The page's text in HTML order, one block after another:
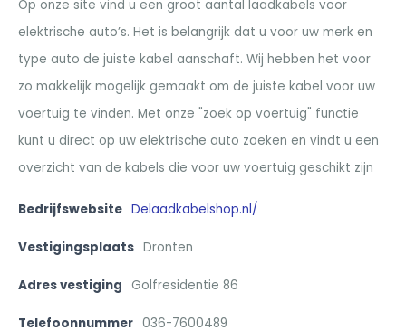
Op onze site vind u een groot aantal laadkabels voor
elektrische auto’s. Het is belangrijk dat u voor uw merk en
type auto de juiste kabel aanschaft. Wij hebben het voor
zo makkelijk mogelijk gemaakt om de juiste kabel voor uw
voertuig te vinden. Met onze "zoek op voertuig" functie
kunt u direct op uw elektrische auto zoeken en vindt u een
overzicht van de kabels die voor uw voertuig geschikt zijn
Bedrijfswebsite Delaadkabelshop.nl/
Vestigingsplaats Dronten
Adres vestiging Golfresidentie 86
Telefoonnummer 036-7600489